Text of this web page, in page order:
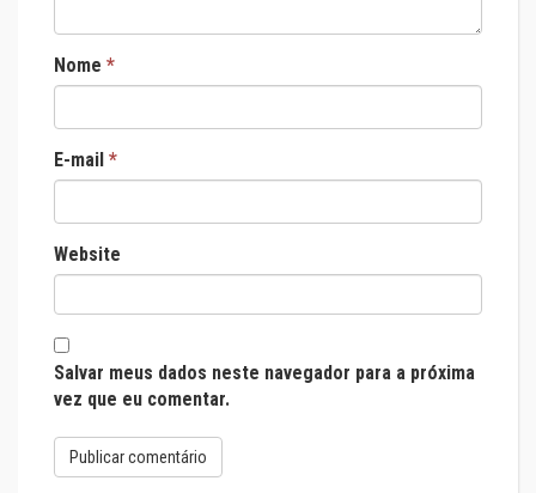
Nome *
E-mail *
Website
Salvar meus dados neste navegador para a próxima
vez que eu comentar.